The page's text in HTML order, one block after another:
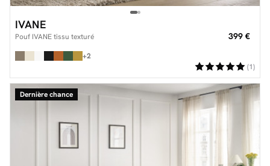
IVANE
Pouf IVANE tissu texturé 399 €
+2
(1)
Dernière chance